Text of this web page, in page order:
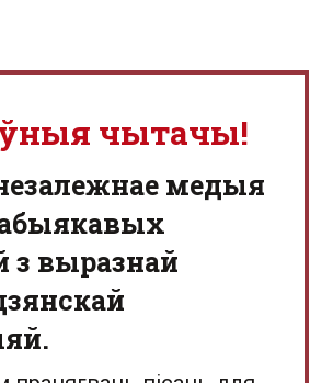
чытачы!
медыя
з выразнай